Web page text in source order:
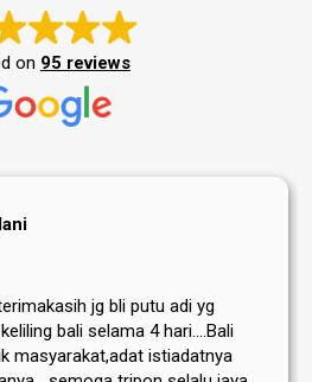
on 95 reviews
jg bli putu adi yg
bali selama 4 hari....Bali
masyarakat,adat istiadatnya